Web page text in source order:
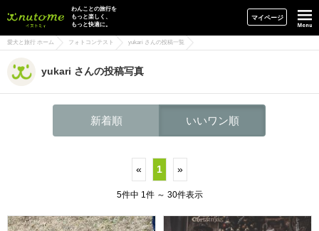
イヌトミィ
わんことの旅行を
もっと楽しく、
もっと快適に。
マイページ
愛犬と旅行 ホーム フォトコンテスト yukari さんの投稿一覧
yukari さんの投稿写真
新着順 いいワン順
« 1 »
5件中 1件 ～ 30件表示